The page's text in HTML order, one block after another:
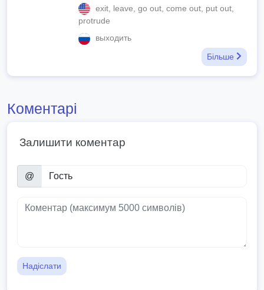
exit, leave, go out, come out, put out,
protrude
выходить
Більше
Коментарі
Залишити коментар
@
Надіслати